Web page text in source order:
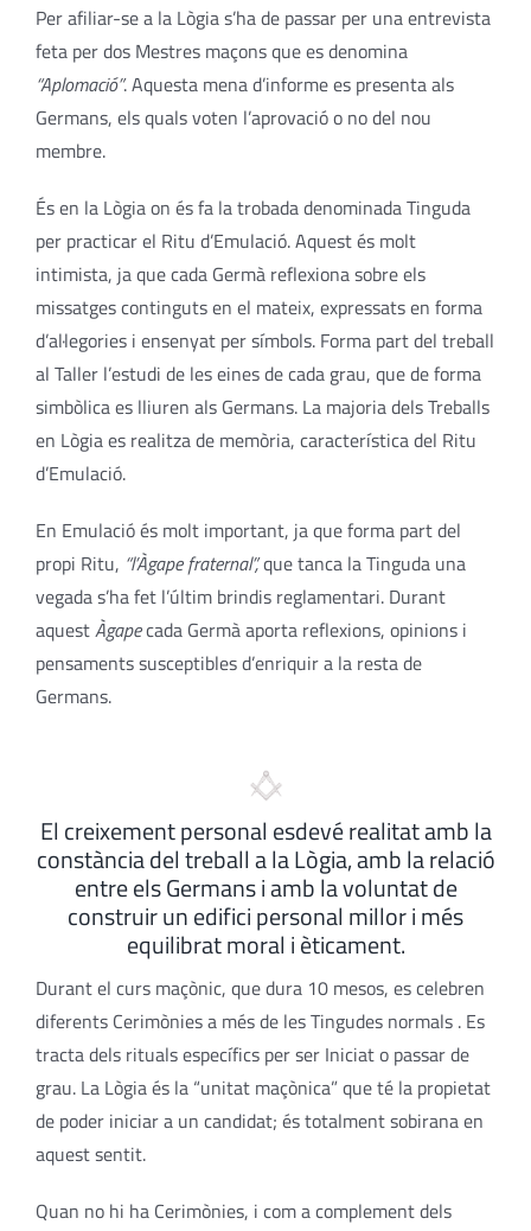
Per afiliar-se a la Lògia s’ha de passar per una entrevista
feta per dos Mestres maçons que es denomina
“Aplomació”. Aquesta mena d’informe es presenta als
Germans, els quals voten l’aprovació o no del nou
membre.
És en la Lògia on és fa la trobada denominada Tinguda
per practicar el Ritu d’Emulació. Aquest és molt
intimista, ja que cada Germà reflexiona sobre els
missatges continguts en el mateix, expressats en forma
d’al·legories i ensenyat per símbols. Forma part del treball
al Taller l’estudi de les eines de cada grau, que de forma
simbòlica es lliuren als Germans. La majoria dels Treballs
en Lògia es realitza de memòria, característica del Ritu
d’Emulació.
En Emulació és molt important, ja que forma part del
propi Ritu, “l’Àgape fraternal”,que tanca la Tinguda una
vegada s’ha fet l’últim brindis reglamentari. Durant
aquestÀgapecada Germà aporta reflexions, opinions i
pensaments susceptibles d’enriquir a la resta de
Germans.
El creixement personal esdevé realitat amb la
constància del treball a la Lògia, amb la relació
entre els Germans i amb la voluntat de
construir un edifici personal millor i més
equilibrat moral i èticament.
Durant el curs maçònic, que dura 10 mesos, es celebren
diferents Cerimònies a més de les Tingudes normals . Es
tracta dels rituals específics per ser Iniciat o passar de
grau. La Lògia és la “unitat maçònica” que té la propietat
de poder iniciar a un candidat; és totalment sobirana en
aquest sentit.
Quan no hi ha Cerimònies, i com a complement dels